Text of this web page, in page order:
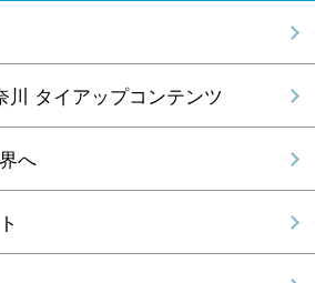
タイアップコンテンツ
へ